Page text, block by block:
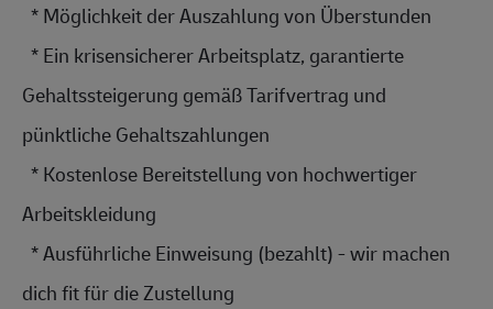
  * Möglichkeit der Auszahlung von Überstunden
  * Ein krisensicherer Arbeitsplatz, garantierte
Gehaltssteigerung gemäß Tarifvertrag und
pünktliche Gehaltszahlungen
  * Kostenlose Bereitstellung von hochwertiger
Arbeitskleidung
dich fit für die Zustellung